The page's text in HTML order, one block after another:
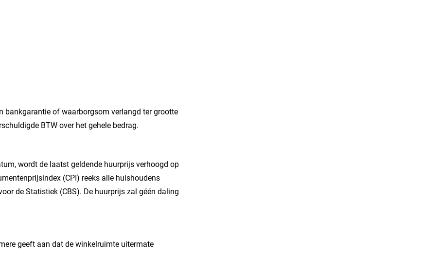
bankgarantie of waarborgsom verlangd ter grootte
BTW over het gehele bedrag.
wordt de laatst geldende huurprijs verhoogd op
(CPI) reeks alle huishoudens
de Statistiek (CBS). De huurprijs zal géén daling
geeft aan dat de winkelruimte uitermate